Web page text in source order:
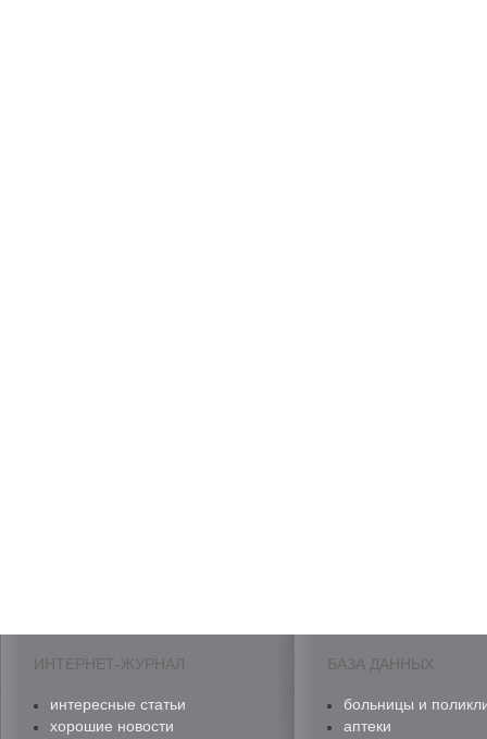
ИНТЕРНЕТ-ЖУРНАЛ
интересные статьи
хорошие новости
БАЗА ДАННЫХ
больницы и
аптеки